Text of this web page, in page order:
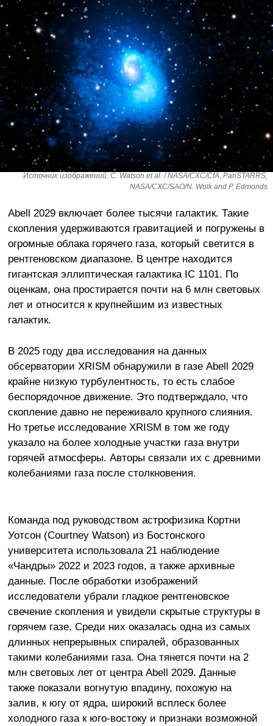
Источник изображений: C. Watson et al. / NASA/CXC/CfA, PanSTARRS,
NASA/CXC/SAO/N. Wolk and P. Edmonds
Abell 2029 включает более тысячи галактик. Такие
скопления удерживаются гравитацией и погружены в
огромные облака горячего газа, который светится в
рентгеновском диапазоне. В центре находится
гигантская эллиптическая галактика IC 1101. По
оценкам, она простирается почти на 6 млн световых
лет и относится к крупнейшим из известных
галактик.
В 2025 году два исследования на данных
обсерватории XRISM обнаружили в газе Abell 2029
крайне низкую турбулентность, то есть слабое
беспорядочное движение. Это подтверждало, что
скопление давно не переживало крупного слияния.
Но третье исследование XRISM в том же году
указало на более холодные участки газа внутри
горячей атмосферы. Авторы связали их с древними
колебаниями газа после столкновения.
Команда под руководством астрофизика Кортни
Уотсон (Courtney Watson) из Бостонского
университета использовала 21 наблюдение
«Чандры» 2022 и 2023 годов, а также архивные
данные. После обработки изображений
исследователи убрали гладкое рентгеновское
свечение скопления и увидели скрытые структуры в
горячем газе. Среди них оказалась одна из самых
длинных непрерывных спиралей, образованных
такими колебаниями газа. Она тянется почти на 2
млн световых лет от центра Abell 2029. Данные
также показали вогнутую впадину, похожую на
залив, к югу от ядра, широкий всплеск более
холодного газа к юго-востоку и признаки возможной